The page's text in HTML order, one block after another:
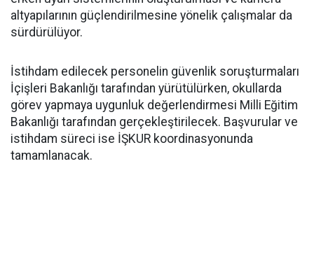
altyapılarının güçlendirilmesine yönelik çalışmalar da
sürdürülüyor.
İstihdam edilecek personelin güvenlik soruşturmaları
İçişleri Bakanlığı tarafından yürütülürken, okullarda
görev yapmaya uygunluk değerlendirmesi Milli Eğitim
Bakanlığı tarafından gerçekleştirilecek. Başvurular ve
istihdam süreci ise İŞKUR koordinasyonunda
tamamlanacak.